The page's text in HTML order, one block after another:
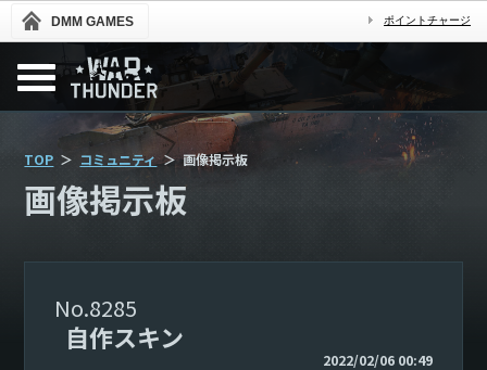
DMM GAMES ポイントチャージ
TOP コミュニティ 画像掲示板
画像掲示板
8285
自作スキン
2022/02/06 00:49